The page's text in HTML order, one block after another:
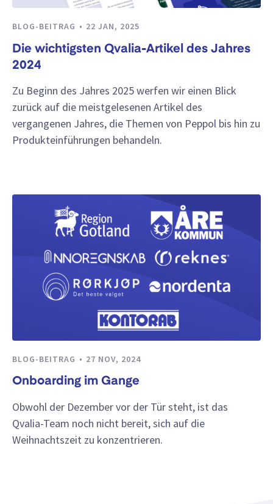
BLOG-BEITRAG 22 JAN, 2025
Die wichtigsten Qvalia-Artikel des Jahres
2024
Zu Beginn des Jahres 2025 werfen wir einen Blick
zurück auf die meistgelesenen Artikel des
vergangenen Jahres, die Themen von Peppol bis hin zu
Produkteinführungen behandeln.
BLOG-BEITRAG 27 NOV, 2024
Onboarding im Gange
Obwohl der Dezember vor der Tür steht, ist das
Qvalia-Team noch nicht bereit, sich auf die
Weihnachtszeit zu konzentrieren.